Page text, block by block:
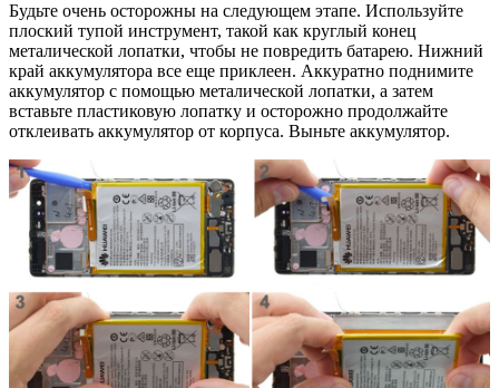
Будьте очень осторожны на следующем этапе. Используйте
плоский тупой инструмент, такой как круглый конец
металической лопатки, чтобы не повредить батарею. Нижний
край аккумулятора все еще приклеен. Аккуратно поднимите
аккумулятор с помощью металической лопатки, а затем
вставьте пластиковую лопатку и осторожно продолжайте
отклеивать аккумулятор от корпуса. Выньте аккумулятор.